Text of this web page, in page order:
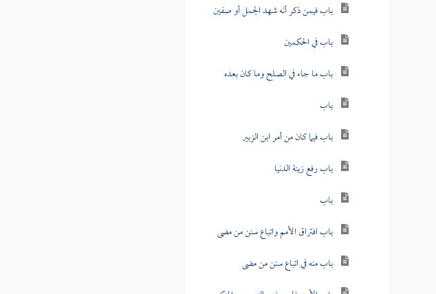
باب فيمن ذكر أنه شهد الجمل أو صفين
باب في الحكمين
باب ما جاء في الصلح وما كان بعده
باب
باب فيما كان من أمر ابن الزبير
باب رفع زينة الدنيا
باب
باب افتراق الأمم واتباع سنن من مضى
باب منه في اتباع سنن من مضى